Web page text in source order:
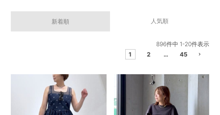
新着順 人気順
896件中 1-20件表示
1
2 … 45